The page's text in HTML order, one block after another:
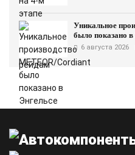
Уникальное
было показано в
6 августа 2026